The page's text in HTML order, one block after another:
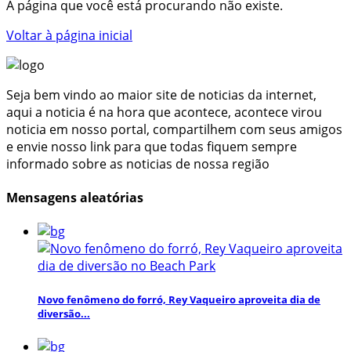
A página que você está procurando não existe.
Voltar à página inicial
Seja bem vindo ao maior site de noticias da internet,
aqui a noticia é na hora que acontece, acontece virou
noticia em nosso portal, compartilhem com seus amigos
e envie nosso link para que todas fiquem sempre
informado sobre as noticias de nossa região
Mensagens aleatórias
Novo fenômeno do forró, Rey Vaqueiro aproveita dia de
diversão...